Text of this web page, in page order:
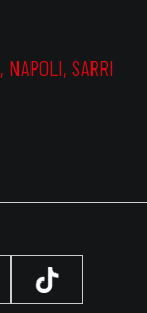
, NAPOLI, SARRI